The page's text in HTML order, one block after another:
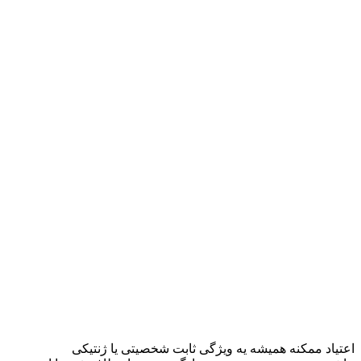
اعتیاد ممکنه همیشه یه ویژگی ثابت شخصیتی یا ژنتیکی